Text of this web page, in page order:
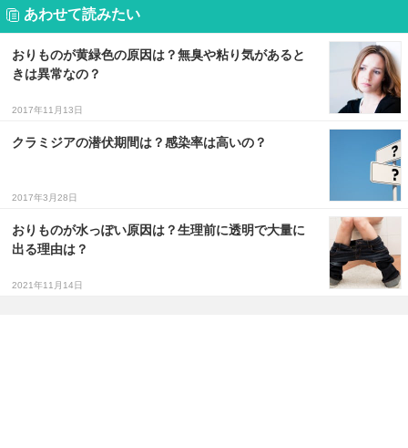
あわせて読みたい
おりものが黄緑色の原因は？無臭や粘り気があると
きは異常なの？
2017年11月13日
クラミジアの潜伏期間は？感染率は高いの？
2017年3月28日
おりものが水っぽい原因は？生理前に透明で大量に
出る理由は？
2021年11月14日